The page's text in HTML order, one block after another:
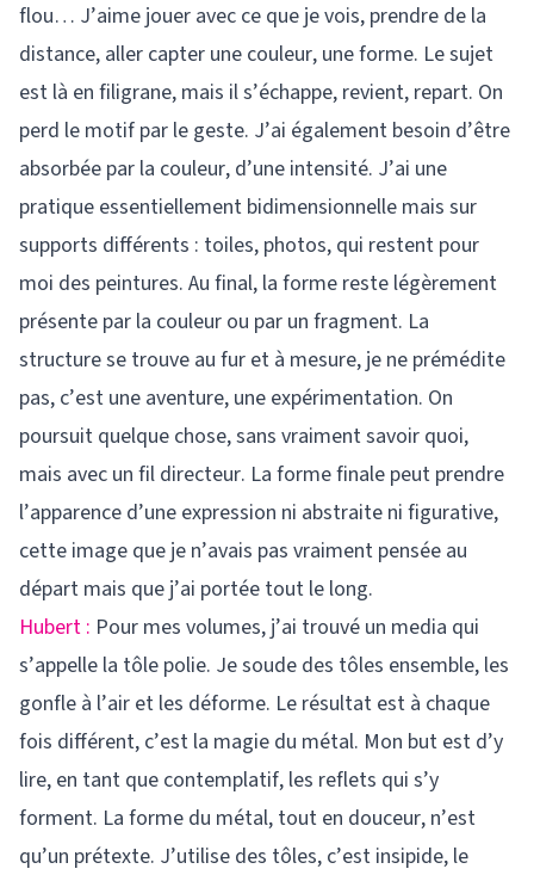
flou… J’aime jouer avec ce que je vois, prendre de la
distance, aller capter une couleur, une forme. Le sujet
est là en filigrane, mais il s’échappe, revient, repart. On
perd le motif par le geste. J’ai également besoin d’être
absorbée par la couleur, d’une intensité. J’ai une
pratique essentiellement bidimensionnelle mais sur
supports différents : toiles, photos, qui restent pour
moi des peintures. Au final, la forme reste légèrement
présente par la couleur ou par un fragment. La
structure se trouve au fur et à mesure, je ne prémédite
pas, c’est une aventure, une expérimentation. On
poursuit quelque chose, sans vraiment savoir quoi,
mais avec un fil directeur. La forme finale peut prendre
l’apparence d’une expression ni abstraite ni figurative,
cette image que je n’avais pas vraiment pensée au
départ mais que j’ai portée tout le long.
Hubert : Pour mes volumes, j’ai trouvé un media qui
s’appelle la tôle polie. Je soude des tôles ensemble, les
gonfle à l’air et les déforme. Le résultat est à chaque
fois différent, c’est la magie du métal. Mon but est d’y
lire, en tant que contemplatif, les reflets qui s’y
forment. La forme du métal, tout en douceur, n’est
qu’un prétexte. J’utilise des tôles, c’est insipide, le